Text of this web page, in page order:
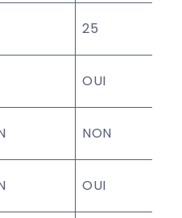
25
OUI
NON
OUI